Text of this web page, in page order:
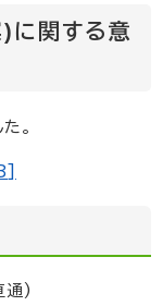
に関する意
。
通)